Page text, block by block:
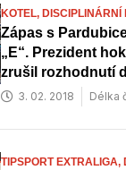
KOTEL, DISCIPLINÁRNÍ
Zápas s
„E“. Prezident
zrušil rozhodnutí
3. 02. 2018 Délka
TIPSPORT EXTRALIGA,